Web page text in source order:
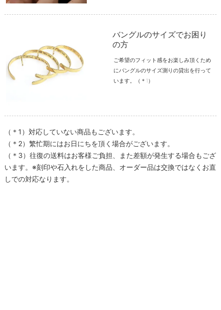
バングルのサイズでお困り
の方
ご希望のフィット感をお楽しみ頂くため
にバングルのサイズ測りの貸出を行って
います。（＊1）
（＊1）対応していない商品もございます。
（＊2）繁忙期にはお日にちを頂く場合がございます。
（＊3）往復の送料はお客様ご負担、また差額が発生する場合もござ
います。※刻印や石入れをした商品、オーダー品は交換ではなくお直
しでの対応なります。